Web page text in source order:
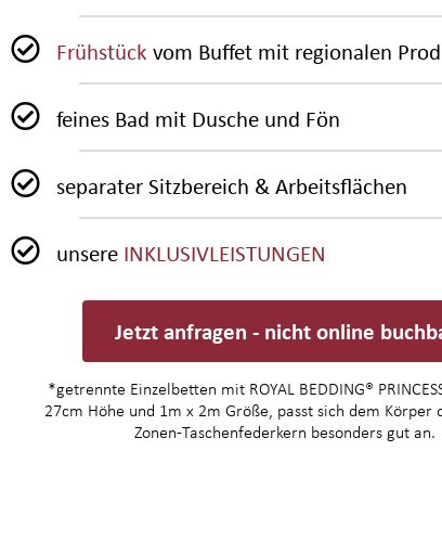
Frühstück vom Buffet mit regionalen
feines Bad mit Dusche und Fön
separater Sitzbereich & Arbeitsflächen
unsere INKLUSIVLEISTUNGEN
Jetzt anfragen - nicht online
*getrennte Einzelbetten mit ROYAL BEDDING®
27cm Höhe und 1m x 2m Größe, passt sich dem Körper
Zonen-Taschenfederkern besonders gut an.